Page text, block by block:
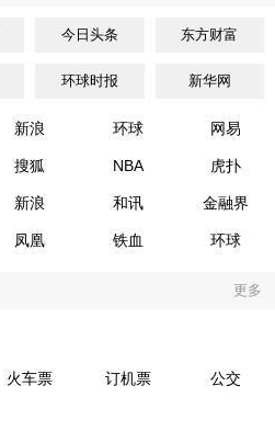
今日头条 东方财富
环球时报 新华网
新浪 环球 网易
搜狐 NBA 虎扑
新浪 和讯 金融界
凤凰 铁血 环球
更多
火车票 订机票 公交